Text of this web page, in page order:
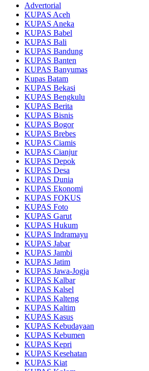
Advertorial
KUPAS Aceh
KUPAS Aneka
KUPAS Babel
KUPAS Bali
KUPAS Bandung
KUPAS Banten
KUPAS Banyumas
Kupas Batam
KUPAS Bekasi
KUPAS Bengkulu
KUPAS Berita
KUPAS Bisnis
KUPAS Bogor
KUPAS Brebes
KUPAS Ciamis
KUPAS Cianjur
KUPAS Depok
KUPAS Desa
KUPAS Dunia
KUPAS Ekonomi
KUPAS FOKUS
KUPAS Foto
KUPAS Garut
KUPAS Hukum
KUPAS Indramayu
KUPAS Jabar
KUPAS Jambi
KUPAS Jatim
KUPAS Jawa-Jogja
KUPAS Kalbar
KUPAS Kalsel
KUPAS Kalteng
KUPAS Kaltim
KUPAS Kasus
KUPAS Kebudayaan
KUPAS Kebumen
KUPAS Kepri
KUPAS Kesehatan
KUPAS Kiat